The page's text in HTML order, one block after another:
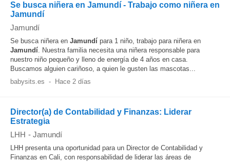
Se busca niñera en Jamundí - Trabajo como niñera en
Jamundí
Jamundí
Se busca niñera en Jamundí para 1 niño, trabajo para niñera en
Jamundí. Nuestra familia necesita una niñera responsable para
nuestro niño pequeño y lleno de energía de 4 años en casa.
Buscamos alguien cariñoso, a quien le gusten las mascotas...
babysits.es - Hace 2 días
Director(a) de Contabilidad y Finanzas: Liderar
Estrategia
LHH - Jamundí
LHH presenta una oportunidad para un Director de Contabilidad y
Finanzas en Cali, con responsabilidad de liderar las áreas de